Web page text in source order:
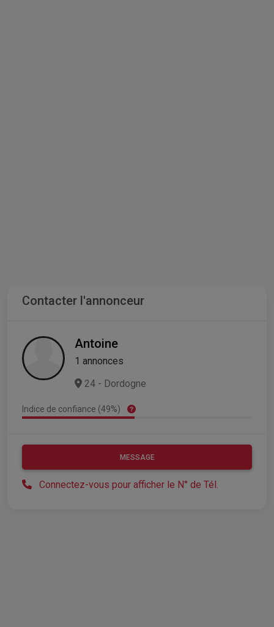
Contacter l'annonceur
Antoine
1 annonces
24 - Dordogne
Indice de confiance (49%)
MESSAGE
Connectez-vous pour afficher le N° de Tél.